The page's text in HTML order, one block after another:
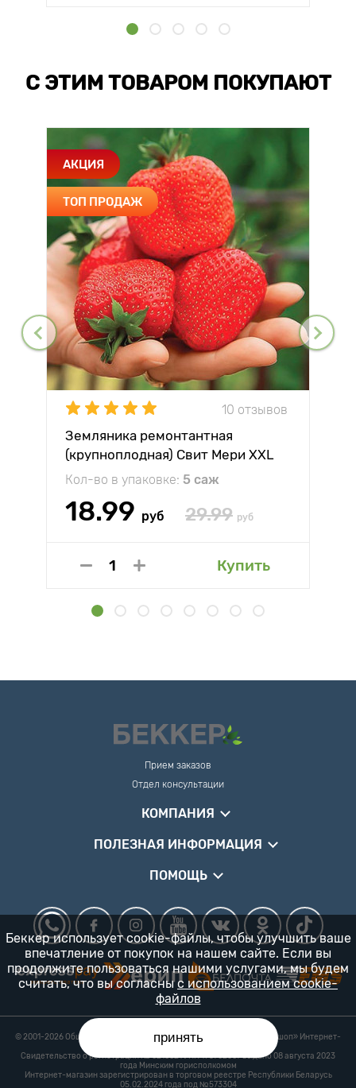
С ЭТИМ ТОВАРОМ ПОКУПАЮТ
АКЦИЯ
ТОП ПРОДАЖ
10 отзывов
Земляника ремонтантная
(крупноплодная) Свит Мери XXL
Кол-во в упаковке: 5 саж
18.99 руб 29.99 руб
Купить
Прием заказов
Отдел консультации
КОМПАНИЯ
ПОЛЕЗНАЯ ИНФОРМАЦИЯ
ПОМОЩЬ
© 2001-2026 Общество с ограниченной ответственностью «Гарденшоп» Интернет-
магазин «БЕККЕР™» 24/7
Свидетельство о регистрации № 0218821 УНП 193702687 выдано 08 августа 2023
года Минским горисполкомом
Интернет-магазин зарегистрирован в торговом реестре Республики Беларусь
05.02.2024 года под №573304
Беккер использует cookie-файлы, чтобы улучшить ваше
впечатление от покупок на нашем сайте. Если вы
продолжите пользоваться нашими услугами, мы будем
считать, что вы согласны с использованием cookie-
файлов
принять